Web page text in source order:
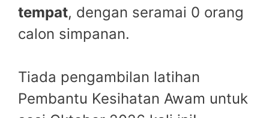
tempat, dengan seramai 0 orang
calon simpanan.
Tiada pengambilan latihan
Pembantu Kesihatan Awam untuk